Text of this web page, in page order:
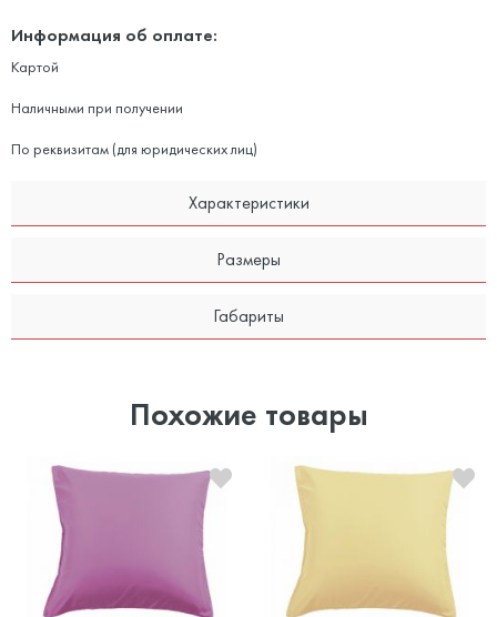
Информация об оплате:
Картой
Наличными при получении
По реквизитам (для юридических лиц)
Характеристики
Размеры
Габариты
Похожие товары